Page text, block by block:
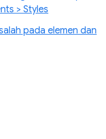
> Styles
pada elemen dan